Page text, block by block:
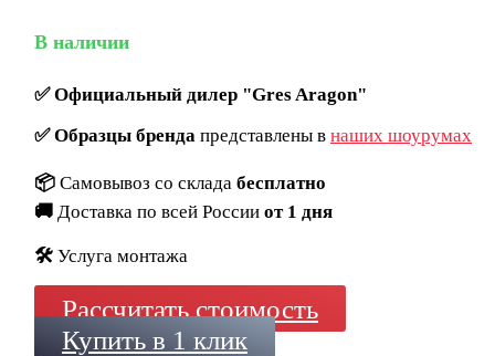
В наличии
✅Официальный дилер "Gres Aragon"
✅Образцы брендапредставлены в наших шоурумах
📦 Самовывоз со склада бесплатно
🚚 Доставка по всей России от 1 дня
🛠️ Услуга монтажа
Рассчитать стоимость
Купить в 1 клик